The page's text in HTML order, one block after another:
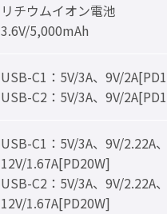
リチウムイオン電池
3.6V/5,000mAh
USB-C1：5V/3A、9V/
USB-C2：5V/3A、9V/
USB-C1：5V/3A、9V/2.22A
12V/1.67A[PD20W]
USB-C2：5V/3A、9V/2.22A
12V/1.67A[PD20W]